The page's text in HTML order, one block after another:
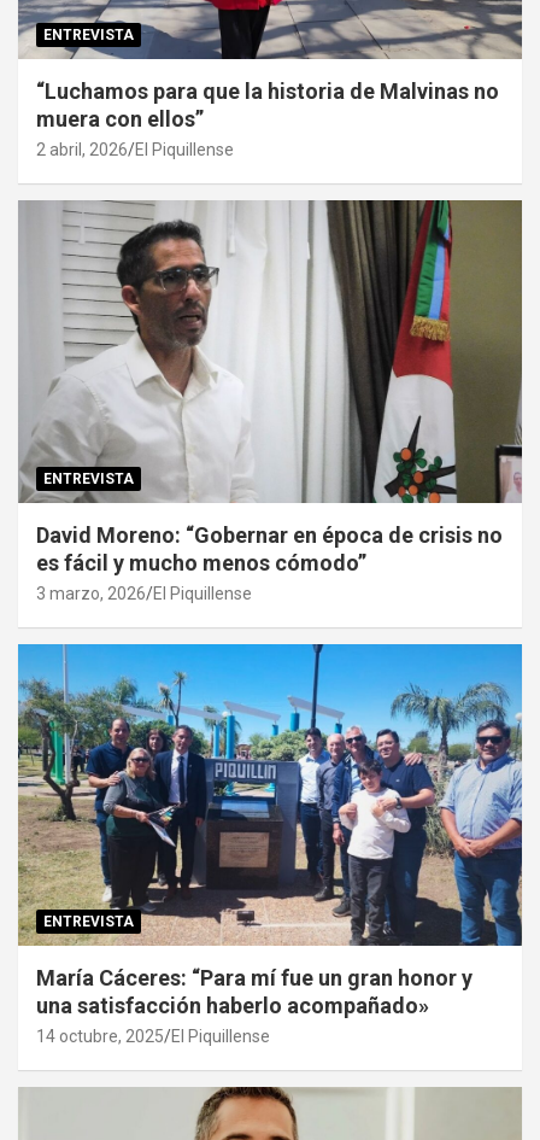
ENTREVISTA
“Luchamos para que la historia de Malvinas no
muera con ellos”
2 abril, 2026 El Piquillense
ENTREVISTA
David Moreno: “Gobernar en época de crisis no
es fácil y mucho menos cómodo”
3 marzo, 2026 El Piquillense
ENTREVISTA
María Cáceres: “Para mí fue un gran honor y
una satisfacción haberlo acompañado»
14 octubre, 2025 El Piquillense